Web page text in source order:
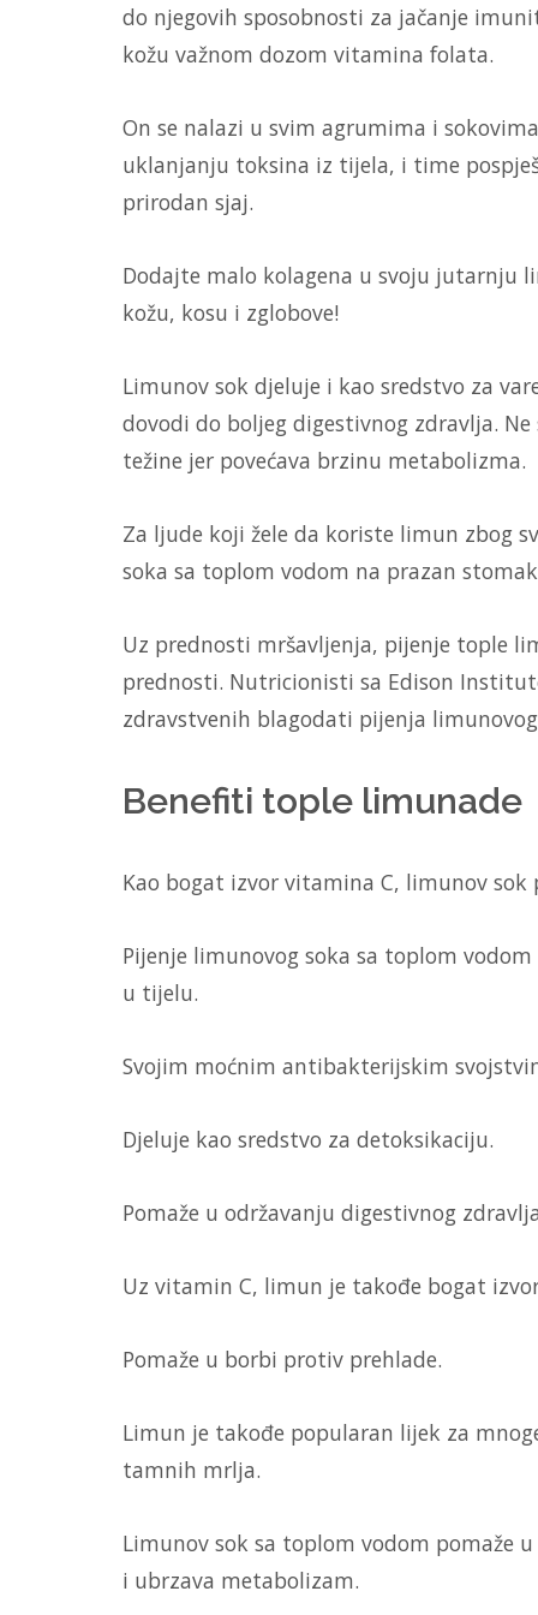
do njegovih sposobnosti za jačanje
kožu važnom dozom vitamina folata.
On se nalazi u svim agrumima i
uklanjanju toksina iz tijela, i time
prirodan sjaj.
Dodajte malo kolagena u svoju jutarnju
kožu, kosu i zglobove!
Limunov sok djeluje i kao sredstvo za
dovodi do boljeg digestivnog zdravlja.
težine jer povećava brzinu metabolizma.
Za ljude koji žele da koriste limun zbog
soka sa toplom vodom na prazan
Uz prednosti mršavljenja, pijenje tople
prednosti. Nutricionisti sa Edison
zdravstvenih blagodati pijenja
Benefiti tople limunade
Kao bogat izvor vitamina C, limunov
Pijenje limunovog soka sa toplom
u tijelu.
Svojim moćnim antibakterijskim
Djeluje kao sredstvo za detoksikaciju.
Pomaže u održavanju digestivnog
Uz vitamin C, limun je takođe bogat
Pomaže u borbi protiv prehlade.
Limun je takođe popularan lijek za
tamnih mrlja.
Limunov sok sa toplom vodom pomaže
i ubrzava metabolizam.